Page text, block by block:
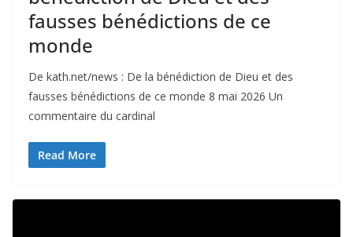
fausses bénédictions de ce
monde
De kath.net/news : De la bénédiction de Dieu et des
fausses bénédictions de ce monde 8 mai 2026 Un
commentaire du cardinal
Read More